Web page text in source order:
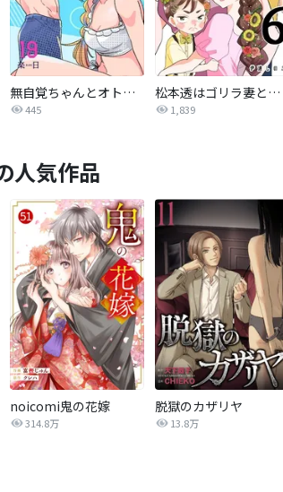
無自覚ちゃんとオトメな男【連載版】
445
松本透はゴリラ妻とプリティ娘とツンデレ息子を愛しすぎてる
1,839
人気作品
noicomi鬼の花嫁
314.8万
脱獄のカザリヤ
13.8万